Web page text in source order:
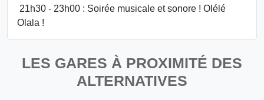
21h30 - 23h00 : Soirée musicale et sonore ! Olélé
Olala !
LES GARES À PROXIMITÉ DES
ALTERNATIVES